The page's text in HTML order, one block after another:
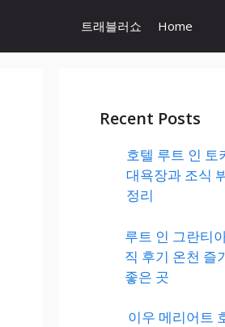
트래블러쇼 Home
Recent Posts
호텔 루트 인 토
대욕장과 조식
정리
루트 인 그란티
직 후기 온천 즐
좋은 곳
이우 메리어트